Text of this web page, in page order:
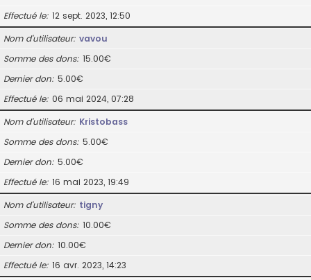
Effectué le 12 sept. 2023, 12:50
Nom d’utilisateur vavou
Somme des dons 15.00€
Dernier don 5.00€
Effectué le 06 mai 2024, 07:28
Nom d’utilisateur Kristobass
Somme des dons 5.00€
Dernier don 5.00€
Effectué le 16 mai 2023, 19:49
Nom d’utilisateur tigny
Somme des dons 10.00€
Dernier don 10.00€
Effectué le 16 avr. 2023, 14:23